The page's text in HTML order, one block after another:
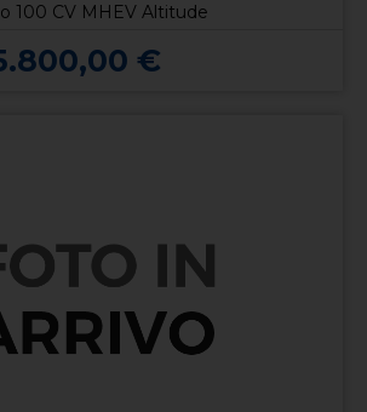
100 CV MHEV Altitude
€